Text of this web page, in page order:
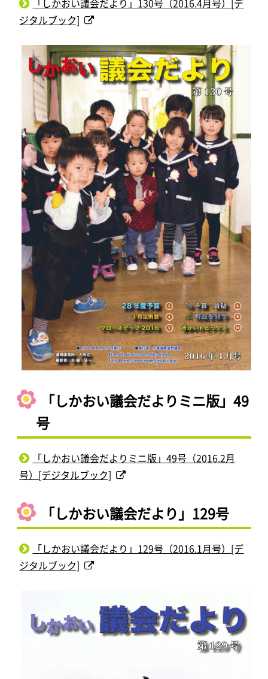
「しかおい議会だより」130号（2016.4月号）[デ
ジタルブック]
「しかおい議会だよりミニ版」49
号
「しかおい議会だよりミニ版」49号（2016.2月
号）[デジタルブック]
「しかおい議会だより」129号
「しかおい議会だより」129号（2016.1月号）[デ
ジタルブック]